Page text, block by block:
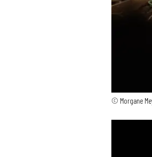
© Morgane